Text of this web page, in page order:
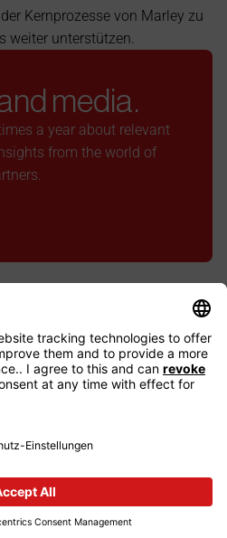
Kernprozesse von Marley zu
weiter unterstützen.
media.
a year about relevant
from the world of